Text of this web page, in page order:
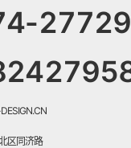
区同济路